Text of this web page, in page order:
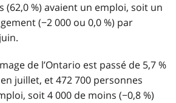
(62,0 %) avaient un emploi, soit un
(−2 000 ou 0,0 %) par
de l’Ontario est passé de 5,7 %
juillet, et 472 700 personnes
soit 4 000 de moins (−0,8 %)